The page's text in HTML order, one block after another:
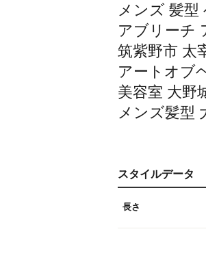
メンズ 髪
アブリーチ
筑紫野市 太
アートオブ
美容室 大野
メンズ髪型
スタイルデータ
長さ